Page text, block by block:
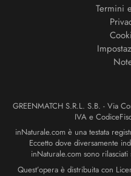
Termini
GREENMATCH S.R.L. S.B. - Via
IVA e
inNaturale.com è una testata
Eccetto dove diversamente
inNaturale.com sono
Quest’opera è distribuita con